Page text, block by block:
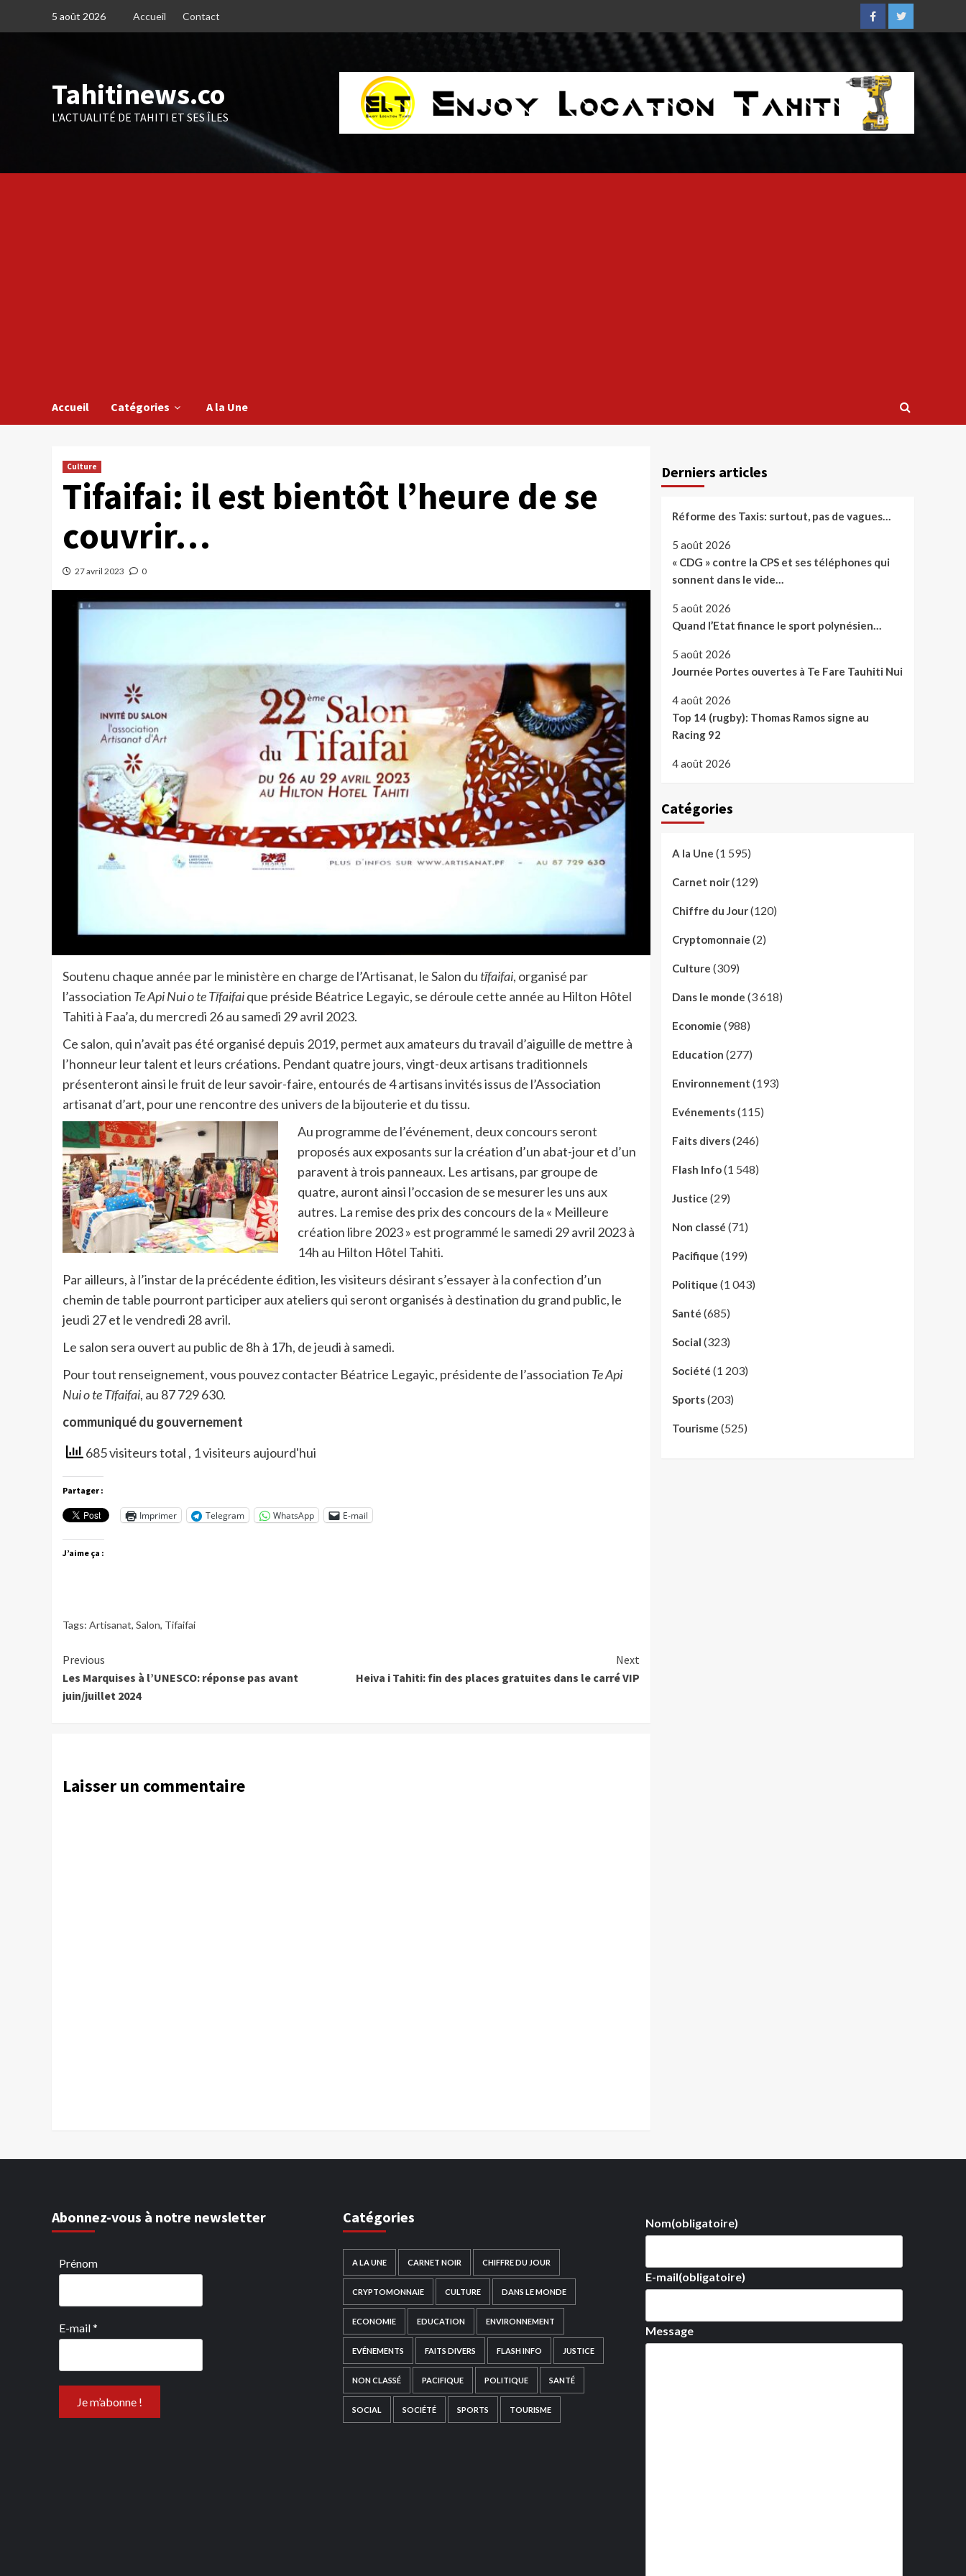
5 août 2026 Accueil Contact
FacebookTwitter
Tahitinews.co
L'ACTUALITÉ DE TAHITI ET SES ÎLES
Accueil Catégories A la Une
Culture
Tifaifai: il est bientôt l’heure de se
couvrir…
27 avril 2023 0
Soutenu chaque année par le ministère en charge de l’Artisanat, le Salon du tīfaifai, organisé par
l’association Te Api Nui o te Tīfaifaique préside Béatrice Legayic, se déroule cette année au Hilton Hôtel
Tahiti à Faa’a, du mercredi 26 au samedi 29 avril 2023.
Ce salon, qui n’avait pas été organisé depuis 2019, permet aux amateurs du travail d’aiguille de mettre à
l’honneur leur talent et leurs créations. Pendant quatre jours, vingt-deux artisans traditionnels
présenteront ainsi le fruit de leur savoir-faire, entourés de 4 artisans invités issus de l’Association
artisanat d’art, pour une rencontre des univers de la bijouterie et du tissu.
Au programme de l’événement, deux concours seront
proposés aux exposants sur la création d’un abat-jour et d’un
paravent à trois panneaux. Les artisans, par groupe de
quatre, auront ainsi l’occasion de se mesurer les uns aux
autres. La remise des prix des concours de la « Meilleure
création libre 2023 » est programmé le samedi 29 avril 2023 à
14h au Hilton Hôtel Tahiti.
Par ailleurs, à l’instar de la précédente édition, les visiteurs désirant s’essayer à la confection d’un
chemin de table pourront participer aux ateliers qui seront organisés à destination du grand public, le
jeudi 27 et le vendredi 28 avril.
Le salon sera ouvert au public de 8h à 17h, de jeudi à samedi.
Pour tout renseignement, vous pouvez contacter Béatrice Legayic, présidente de l’association Te Api
Nui o te Tīfaifai, au 87 729 630.
communiqué du gouvernement
685 visiteurs total , 1 visiteurs aujourd'hui
Partager :
Imprimer Telegram WhatsApp E-mail
J’aime ça :
Tags: Artisanat, Salon, Tifaifai
Continue
Reading
Previous
Les Marquises à l’UNESCO: réponse pas avant
juin/juillet 2024
Next
Heiva i Tahiti: fin des places gratuites dans le carré VIP
Laisser un commentaire
Derniers articles
Réforme des Taxis: surtout, pas de vagues…
5 août 2026
« CDG » contre la CPS et ses téléphones qui
sonnent dans le vide…
5 août 2026
Quand l’Etat finance le sport polynésien…
5 août 2026
Journée Portes ouvertes à Te Fare Tauhiti Nui
4 août 2026
Top 14 (rugby): Thomas Ramos signe au
Racing 92
4 août 2026
Catégories
A la Une (1 595)
Carnet noir(129)
Chiffre du Jour(120)
Cryptomonnaie (2)
Culture (309)
Dans le monde (3 618)
Economie (988)
Education (277)
Environnement (193)
Evénements(115)
Faits divers(246)
Flash Info(1 548)
Justice (29)
Non classé (71)
Pacifique (199)
Politique (1 043)
Santé (685)
Social (323)
Société (1 203)
Sports(203)
Tourisme (525)
Abonnez-vous à notre newsletter
Prénom
E-mail*
Catégories
A LA UNE CARNET NOIR CHIFFRE DU JOUR
CRYPTOMONNAIE CULTURE DANS LE MONDE
ECONOMIE EDUCATION ENVIRONNEMENT
EVÉNEMENTS FAITS DIVERS FLASH INFO JUSTICE
NON CLASSÉ PACIFIQUE POLITIQUE SANTÉ
SOCIAL SOCIÉTÉ SPORTS TOURISME
Nom(obligatoire)
E-mail(obligatoire)
Message